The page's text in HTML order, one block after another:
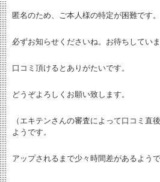
匿名のため、ご本人様の特定が困難です。
必ずお知らせくださいね。お待ちしていま
口コミ頂けるとありがたいです。
どうぞよろしくお願い致します。
（エキテンさんの審査によって口コミ直
ようです。
アップされるまで少々時間差があるよう